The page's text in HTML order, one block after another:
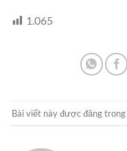
1.065
Bài viết này được đăng trong